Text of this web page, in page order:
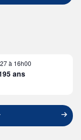
à 16h00
ans